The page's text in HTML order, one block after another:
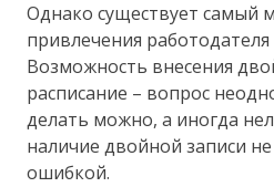
Однако существует самый
привлечения
Возможность внесения
расписание – вопрос
делать можно, а иногда
наличие двойной записи
ошибкой.